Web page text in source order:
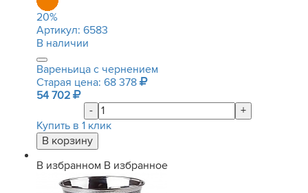
20%
Артикул: 6583
В наличии
Вареньица с чернением
Старая цена: 68 378
54 702
-
+
Купить в 1 клик
В избранном В избранное